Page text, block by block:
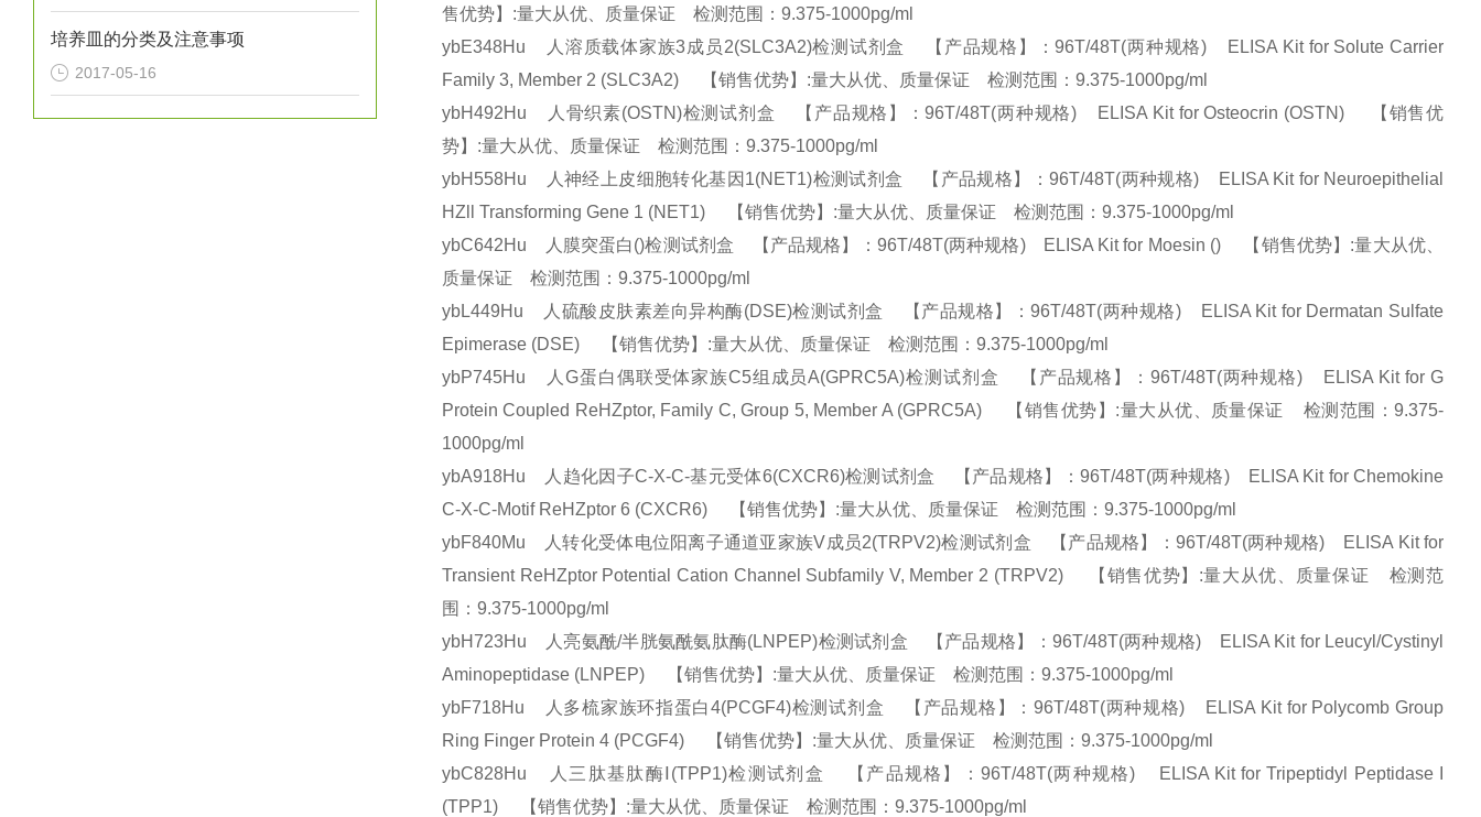
培养皿的分类及注意事项
2017-05-16
售优势】:量大从优、质量保证 检测范围：9.375-1000pg/ml
ybE348Hu 人溶质载体家族3成员2(SLC3A2)检测试剂盒 【产品规格】：96T/48T(两种规格) ELISA Kit for Solute Carrier
Family 3, Member 2 (SLC3A2) 【销售优势】:量大从优、质量保证 检测范围：9.375-1000pg/ml
ybH492Hu 人骨织素(OSTN)检测试剂盒 【产品规格】：96T/48T(两种规格) ELISA Kit for Osteocrin (OSTN) 【销售优
势】:量大从优、质量保证 检测范围：9.375-1000pg/ml
ybH558Hu 人神经上皮细胞转化基因1(NET1)检测试剂盒 【产品规格】：96T/48T(两种规格) ELISA Kit for Neuroepithelial
HZll Transforming Gene 1 (NET1) 【销售优势】:量大从优、质量保证 检测范围：9.375-1000pg/ml
ybC642Hu 人膜突蛋白()检测试剂盒 【产品规格】：96T/48T(两种规格) ELISA Kit for Moesin () 【销售优势】:量大从优、
质量保证 检测范围：9.375-1000pg/ml
ybL449Hu 人硫酸皮肤素差向异构酶(DSE)检测试剂盒 【产品规格】：96T/48T(两种规格) ELISA Kit for Dermatan Sulfate
Epimerase (DSE) 【销售优势】:量大从优、质量保证 检测范围：9.375-1000pg/ml
ybP745Hu 人G蛋白偶联受体家族C5组成员A(GPRC5A)检测试剂盒 【产品规格】：96T/48T(两种规格) ELISA Kit for G
Protein Coupled ReHZptor, Family C, Group 5, Member A (GPRC5A) 【销售优势】:量大从优、质量保证 检测范围：9.375-
1000pg/ml
ybA918Hu 人趋化因子C-X-C-基元受体6(CXCR6)检测试剂盒 【产品规格】：96T/48T(两种规格) ELISA Kit for Chemokine
C-X-C-Motif ReHZptor 6 (CXCR6) 【销售优势】:量大从优、质量保证 检测范围：9.375-1000pg/ml
ybF840Mu 人转化受体电位阳离子通道亚家族V成员2(TRPV2)检测试剂盒 【产品规格】：96T/48T(两种规格) ELISA Kit for
Transient ReHZptor Potential Cation Channel Subfamily V, Member 2 (TRPV2) 【销售优势】:量大从优、质量保证 检测范
围：9.375-1000pg/ml
ybH723Hu 人亮氨酰/半胱氨酰氨肽酶(LNPEP)检测试剂盒 【产品规格】：96T/48T(两种规格) ELISA Kit for Leucyl/Cystinyl
Aminopeptidase (LNPEP) 【销售优势】:量大从优、质量保证 检测范围：9.375-1000pg/ml
ybF718Hu 人多梳家族环指蛋白4(PCGF4)检测试剂盒 【产品规格】：96T/48T(两种规格) ELISA Kit for Polycomb Group
Ring Finger Protein 4 (PCGF4) 【销售优势】:量大从优、质量保证 检测范围：9.375-1000pg/ml
ybC828Hu 人三肽基肽酶Ⅰ(TPP1)检测试剂盒 【产品规格】：96T/48T(两种规格) ELISA Kit for Tripeptidyl Peptidase I
(TPP1) 【销售优势】:量大从优、质量保证 检测范围：9.375-1000pg/ml